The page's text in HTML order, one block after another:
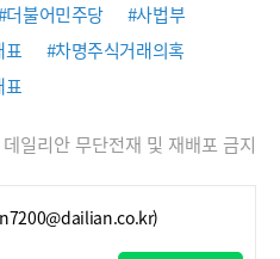
더불어민주당
#사법부
표
#차명주식거래의혹
표
일리안 무단전재 및 재배포 금지